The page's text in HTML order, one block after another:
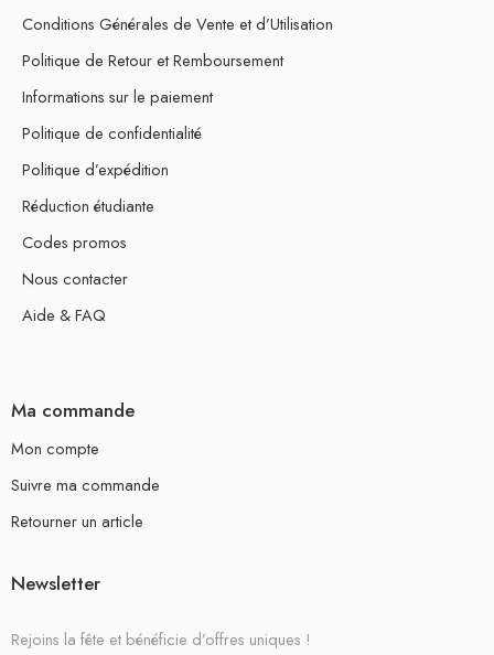
Conditions Générales de Vente et d’Utilisation
Politique de Retour et Remboursement
Informations sur le paiement
Politique de confidentialité
Politique d’expédition
Réduction étudiante
Codes promos
Nous contacter
Aide & FAQ
Ma commande
Mon compte
Suivre ma commande
Retourner un article
Newsletter
Rejoins la fête et bénéficie d’offres uniques !